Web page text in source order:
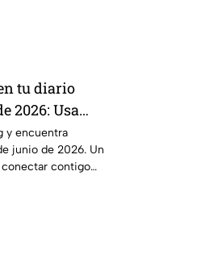
tu diario
2026: Usa
tu día
y encuentra
junio de 2026. Un
contigo